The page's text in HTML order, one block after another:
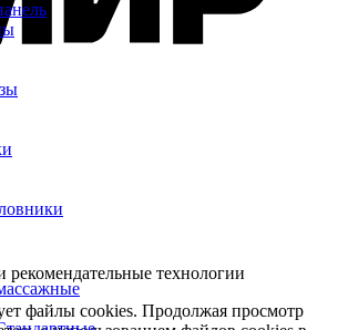
рекомендательные технологии
файлы cookies. Продолжая просмотр